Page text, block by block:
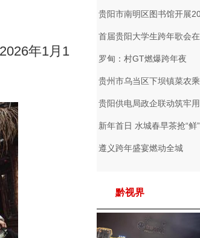
年1月1
贵阳市南明区图书馆开展
首届贵阳大学生跨年歌会
罗甸：村GT燃爆跨年夜
贵州市乌当区下坝镇菜农
贵阳供电局政企联动筑牢
新年首日 水城春早茶抢“鲜
遵义跨年盛宴燃动全城
黔视界